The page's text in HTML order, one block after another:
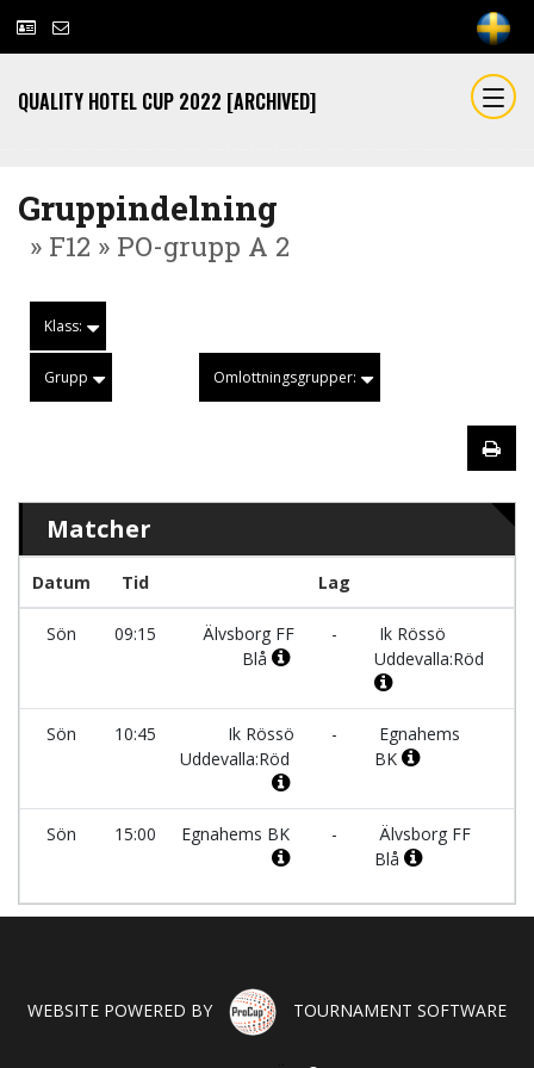
QUALITY HOTEL CUP 2022 [ARCHIVED]
Gruppindelning
» F12 » PO-grupp A 2
Klass:
Grupp Omlottningsgrupper:
Matcher
Datum Tid Lag
Sön 09:15
Älvsborg FF
Blå
-
Ik Rössö
Uddevalla:Röd
Sön 10:45
Ik Rössö
Uddevalla:Röd
-
Egnahems
BK
Sön 15:00 Egnahems BK -
Älvsborg FF
Blå
WEBSITE POWERED BY TOURNAMENT SOFTWARE